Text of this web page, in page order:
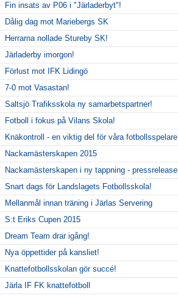
Fin insats av P06 i "Järladerbyt"!
Dålig dag mot Mariebergs SK
Herrarna nollade Stureby SK!
Järladerby imorgon!
Förlust mot IFK Lidingö
7-0 mot Vasastan!
Saltsjö Trafiksskola ny samarbetspartner!
Fotboll i fokus på Vilans Skola!
Knäkontroll - en viktig del för våra fotbollsspelare
Nackamästerskapen 2015
Nackamästerskapen i ny tappning - pressrelease
Snart dags för Landslagets Fotbollsskola!
Mellanmål innan träning i Järlas Servering
S:t Eriks Cupen 2015
Dream Team drar igång!
Nya öppettider på kansliet!
Knattefotbollsskolan gör succé!
Järla IF FK knattefotboll